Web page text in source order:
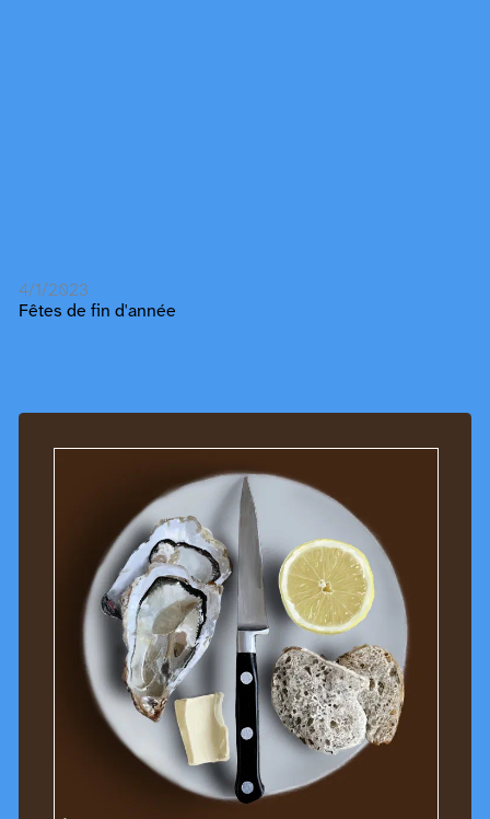
4/1/2023
Fêtes de fin d'année